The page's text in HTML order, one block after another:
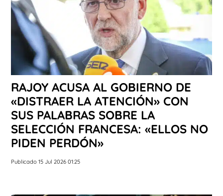
RAJOY ACUSA AL GOBIERNO DE
«DISTRAER LA ATENCIÓN» CON
SUS PALABRAS SOBRE LA
SELECCIÓN FRANCESA: «ELLOS NO
PIDEN PERDÓN»
Publicado 15 Jul 2026 01:25